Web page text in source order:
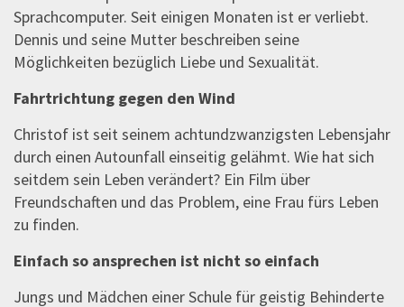
Sprachcomputer. Seit einigen Monaten ist er verliebt.
Dennis und seine Mutter beschreiben seine
Möglichkeiten bezüglich Liebe und Sexualität.
Fahrtrichtung gegen den Wind
Christof ist seit seinem achtundzwanzigsten Lebensjahr
durch einen Autounfall einseitig gelähmt. Wie hat sich
seitdem sein Leben verändert? Ein Film über
Freundschaften und das Problem, eine Frau fürs Leben
zu finden.
Einfach so ansprechen ist nicht so einfach
Jungs und Mädchen einer Schule für geistig Behinderte